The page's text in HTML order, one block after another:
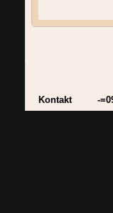
Kontakt -